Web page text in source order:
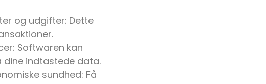
og udgifter: Dette
Softwaren kan
indtastede data.
sundhed: Få